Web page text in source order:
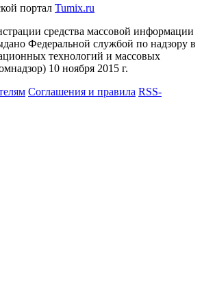
портал Tumix.ru
средства массовой информации
Федеральной службой по надзору в
технологий и массовых
10 ноября 2015 г.
Соглашения и правила RSS-